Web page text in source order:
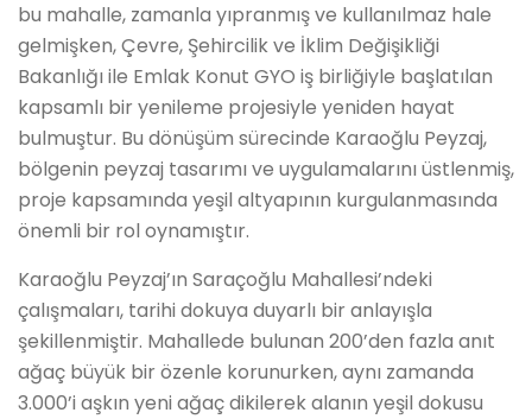
bu mahalle, zamanla yıpranmış ve kullanılmaz hale
gelmişken, Çevre, Şehircilik ve İklim Değişikliği
Bakanlığı ile Emlak Konut GYO iş birliğiyle başlatılan
kapsamlı bir yenileme projesiyle yeniden hayat
bulmuştur. Bu dönüşüm sürecinde Karaoğlu Peyzaj,
bölgenin peyzaj tasarımı ve uygulamalarını üstlenmiş,
proje kapsamında yeşil altyapının kurgulanmasında
önemli bir rol oynamıştır.
Karaoğlu Peyzaj’ın Saraçoğlu Mahallesi’ndeki
çalışmaları, tarihi dokuya duyarlı bir anlayışla
şekillenmiştir. Mahallede bulunan 200’den fazla anıt
ağaç büyük bir özenle korunurken, aynı zamanda
3.000’i aşkın yeni ağaç dikilerek alanın yeşil dokusu